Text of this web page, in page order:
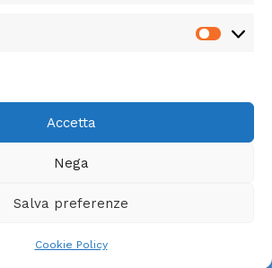
Accetta
Nega
Salva preferenze
Cookie Policy
Privacy Policy
Tema WordPress Astra